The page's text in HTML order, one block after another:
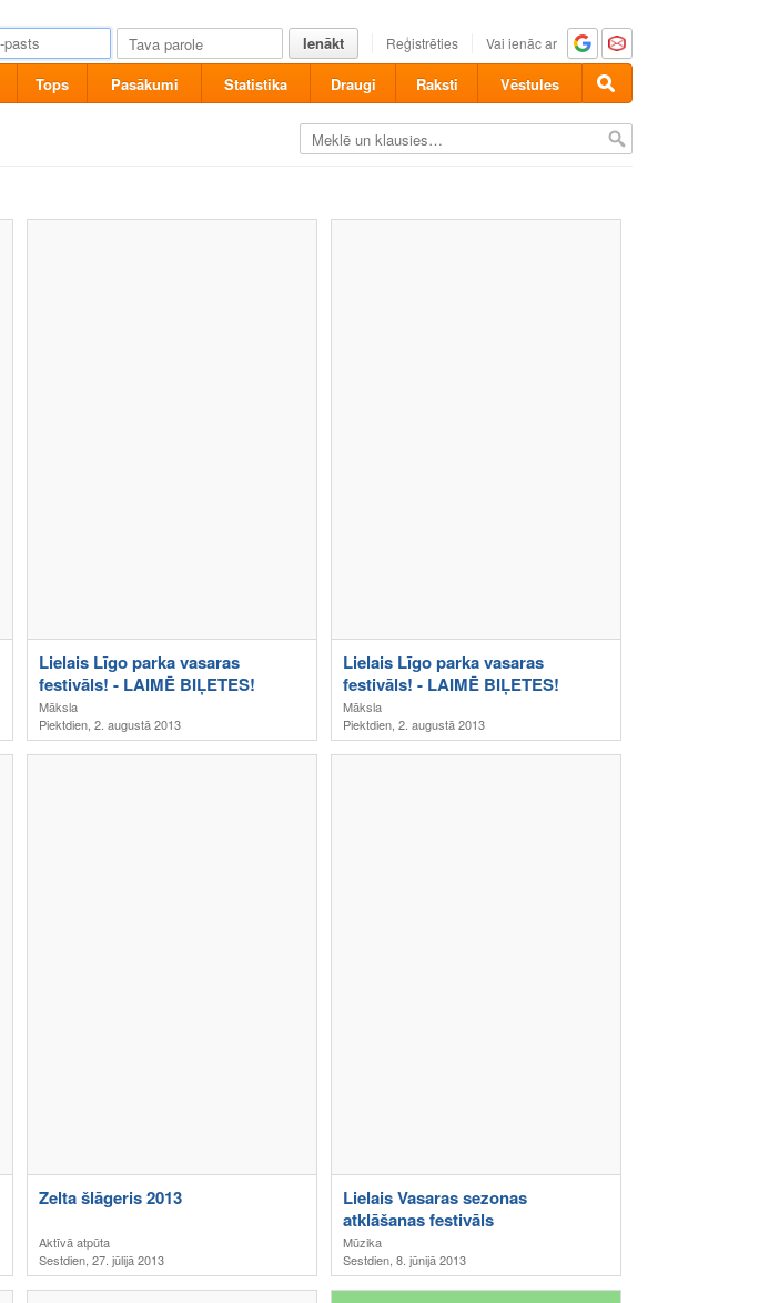
Ienākt Reģistrēties Vai ienāc ar
Tops Pasākumi Statistika Draugi Raksti Vēstules
Lielais Līgo parka vasaras
festivāls! - LAIMĒ BIĻETES!
Māksla
Piektdien, 2. augustā 2013
Lielais Līgo parka vasaras
festivāls! - LAIMĒ BIĻETES!
Māksla
Piektdien, 2. augustā 2013
Zelta šlāgeris 2013
Aktīvā atpūta
Sestdien, 27. jūlijā 2013
Lielais Vasaras sezonas
atklāšanas festivāls
Mūzika
Sestdien, 8. jūnijā 2013